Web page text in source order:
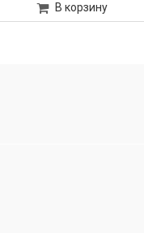
В корзину